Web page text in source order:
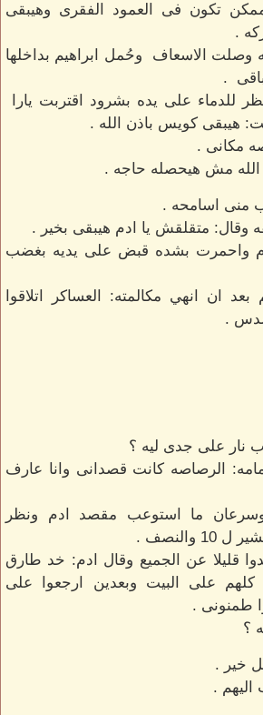
ممكن تكون فى العمود الفقرى وهيبقى
.
الاسعاف وحُمل ابراهيم بداخلها
.
للدماء على يده بشرود اقتربت يارا
هيبقى كويس باذن الله .
مكانى .
الله مش هيحصله حاجه .
منى اسامحه .
وقال: متقلقش يا ادم هيبقى بخير .
واحمرت بشده قبض على يديه بغضب
ان انهي مكالمته: العساكر اتلاقوا
.
نار على جدى ليه ؟
الرصاصه كانت قصدانى وانا عارف
ما استوعب مقصد ادم ونظر
.
قليلا عن الجميع وقال ادم: خد طارق
كلهم على البيت وبعدين ارجعوا على
طمنونى .
؟
خير .
.